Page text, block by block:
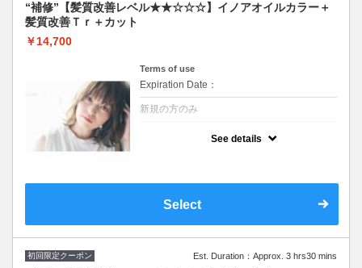
“補修”【髪質改善レベル★★☆☆☆】イノアオイルカラー＋
髪質改善Ｔｒ＋カット
￥14,700
Terms of use
Expiration Date：
新規の方のみ
す その場合最終受付も１時間前まで
See details
Select
初回限定クーポン Est. Duration：Approx. 3 hrs30 mins